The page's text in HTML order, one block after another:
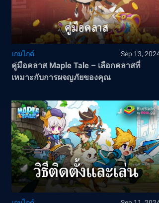
เกมไกด์ Sep 13,
คู่มือคลาส Maple Tale – เลือกคลาสที่
เหมาะกับการผจญภัยของคุณ